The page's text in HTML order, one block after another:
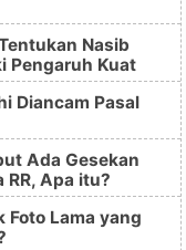
Nasib
Pengaruh Kuat
Diancam Pasal
Ada Gesekan
Apa itu?
Foto Lama yang